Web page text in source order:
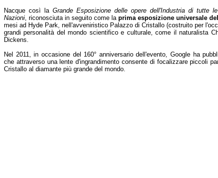
Nacque così la Grande Esposizione delle opere dell'Industria di tutte le
Nazioni, riconosciuta in seguito come la prima esposizione universale
mesi ad Hyde Park, nell'avveniristico Palazzo di Cristallo (costruito per
grandi personalità del mondo scientifico e culturale, come il naturalista
Dickens.
Nel 2011, in occasione del 160° anniversario dell'evento, Google ha
che attraverso una lente d'ingrandimento consente di focalizzare piccoli
Cristallo al diamante più grande del mondo.